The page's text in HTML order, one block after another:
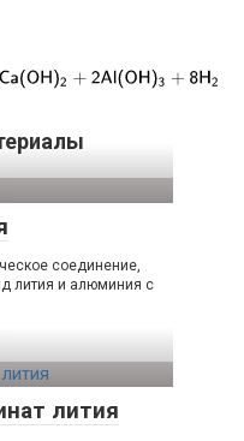
соединение,
лития и алюминия с
лития